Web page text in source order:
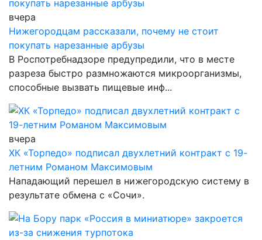
вчера
Нижегородцам рассказали, почему не стоит
покупать нарезанные арбузы
В Роспотребнадзоре предупредили, что в месте
разреза быстро размножаются микроорганизмы,
способные вызвать пищевые инф...
вчера
ХК «Торпедо» подписал двухлетний контракт с 19-
летним Романом Максимовым
Нападающий перешел в нижегородскую систему в
результате обмена с «Сочи».